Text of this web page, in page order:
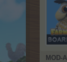
MOD-